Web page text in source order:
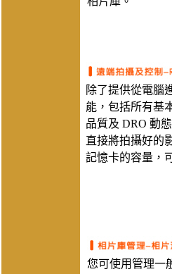
除了提供從電腦
能，包括所有基
品質及 DRO 動
直接將拍攝好的
記憶卡的容量，
您可使用管理一